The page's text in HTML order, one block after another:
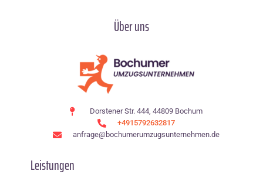
Über uns
Dorstener Str. 444, 44809 Bochum
+4915792632817
anfrage@bochumerumzugsunternehmen.de
Leistungen